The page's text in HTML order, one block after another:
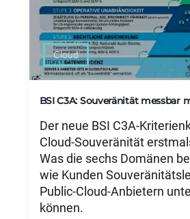
Cloud
BSI C3A: Souveränität messbar
Der neue BSI C3A-
Cloud-Souveränität
Was die sechs Domänen
wie Kunden
Public-Cloud-Anbietern
können.